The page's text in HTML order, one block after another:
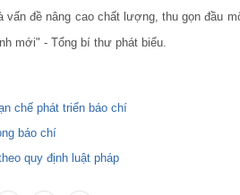
vấn đề nâng cao chất lượng, thu gọn đầu
mới" - Tổng bí thư phát biểu.
chế phát triển báo chí
báo chí
quy định luật pháp